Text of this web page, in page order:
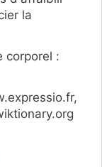
la
corporel :